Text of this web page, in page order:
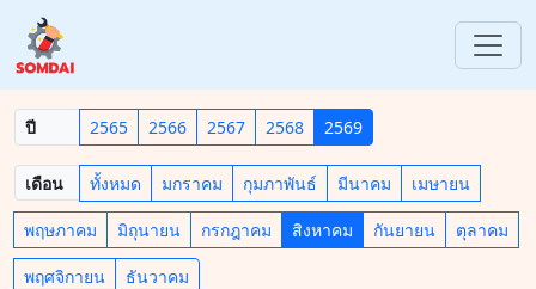
ปี 2565 2566 2567 2568 2569
เดือน ทั้งหมด มกราคม กุมภาพันธ์ มีนาคม เมษายน
พฤษภาคม มิถุนายน กรกฎาคม สิงหาคม กันยายน ตุลาคม
พฤศจิกายน ธันวาคม